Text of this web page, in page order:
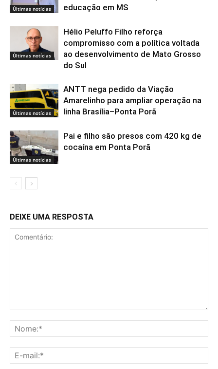
Últimas notícias
educação em MS
Últimas notícias
Hélio Peluffo Filho reforça
compromisso com a política voltada
ao desenvolvimento de Mato Grosso
do Sul
Últimas notícias
ANTT nega pedido da Viação
Amarelinho para ampliar operação na
linha Brasília–Ponta Porã
Últimas notícias
Pai e filho são presos com 420 kg de
cocaína em Ponta Porã
DEIXE UMA RESPOSTA